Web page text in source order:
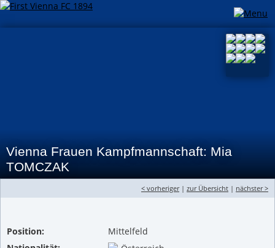
Vienna Frauen Kampfmannschaft: Mia
TOMCZAK
< vorheriger| zur Übersicht | nächster >
Position:
Mittelfeld